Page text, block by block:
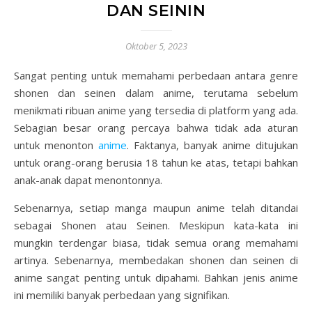
DAN SEININ
Oktober 5, 2023
Sangat penting untuk memahami perbedaan antara genre
shonen dan seinen dalam anime, terutama sebelum
menikmati ribuan anime yang tersedia di platform yang ada.
Sebagian besar orang percaya bahwa tidak ada aturan
untuk menonton anime. Faktanya, banyak anime ditujukan
untuk orang-orang berusia 18 tahun ke atas, tetapi bahkan
anak-anak dapat menontonnya.
Sebenarnya, setiap manga maupun anime telah ditandai
sebagai Shonen atau Seinen. Meskipun kata-kata ini
mungkin terdengar biasa, tidak semua orang memahami
artinya. Sebenarnya, membedakan shonen dan seinen di
anime sangat penting untuk dipahami. Bahkan jenis anime
ini memiliki banyak perbedaan yang signifikan.